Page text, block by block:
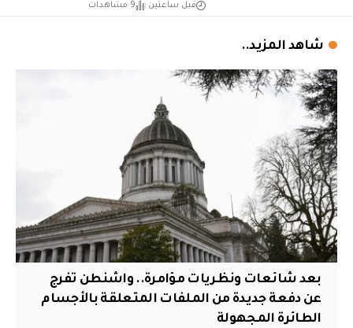
قبل ساعتين 9 مشاهدات
شاهد المزيد..
بعد شائعات ونظريات مؤامرة.. واشنطن تفرج
عن دفعة جديدة من الملفات المتعلقة بالأجسام
الطائرة المجهولة